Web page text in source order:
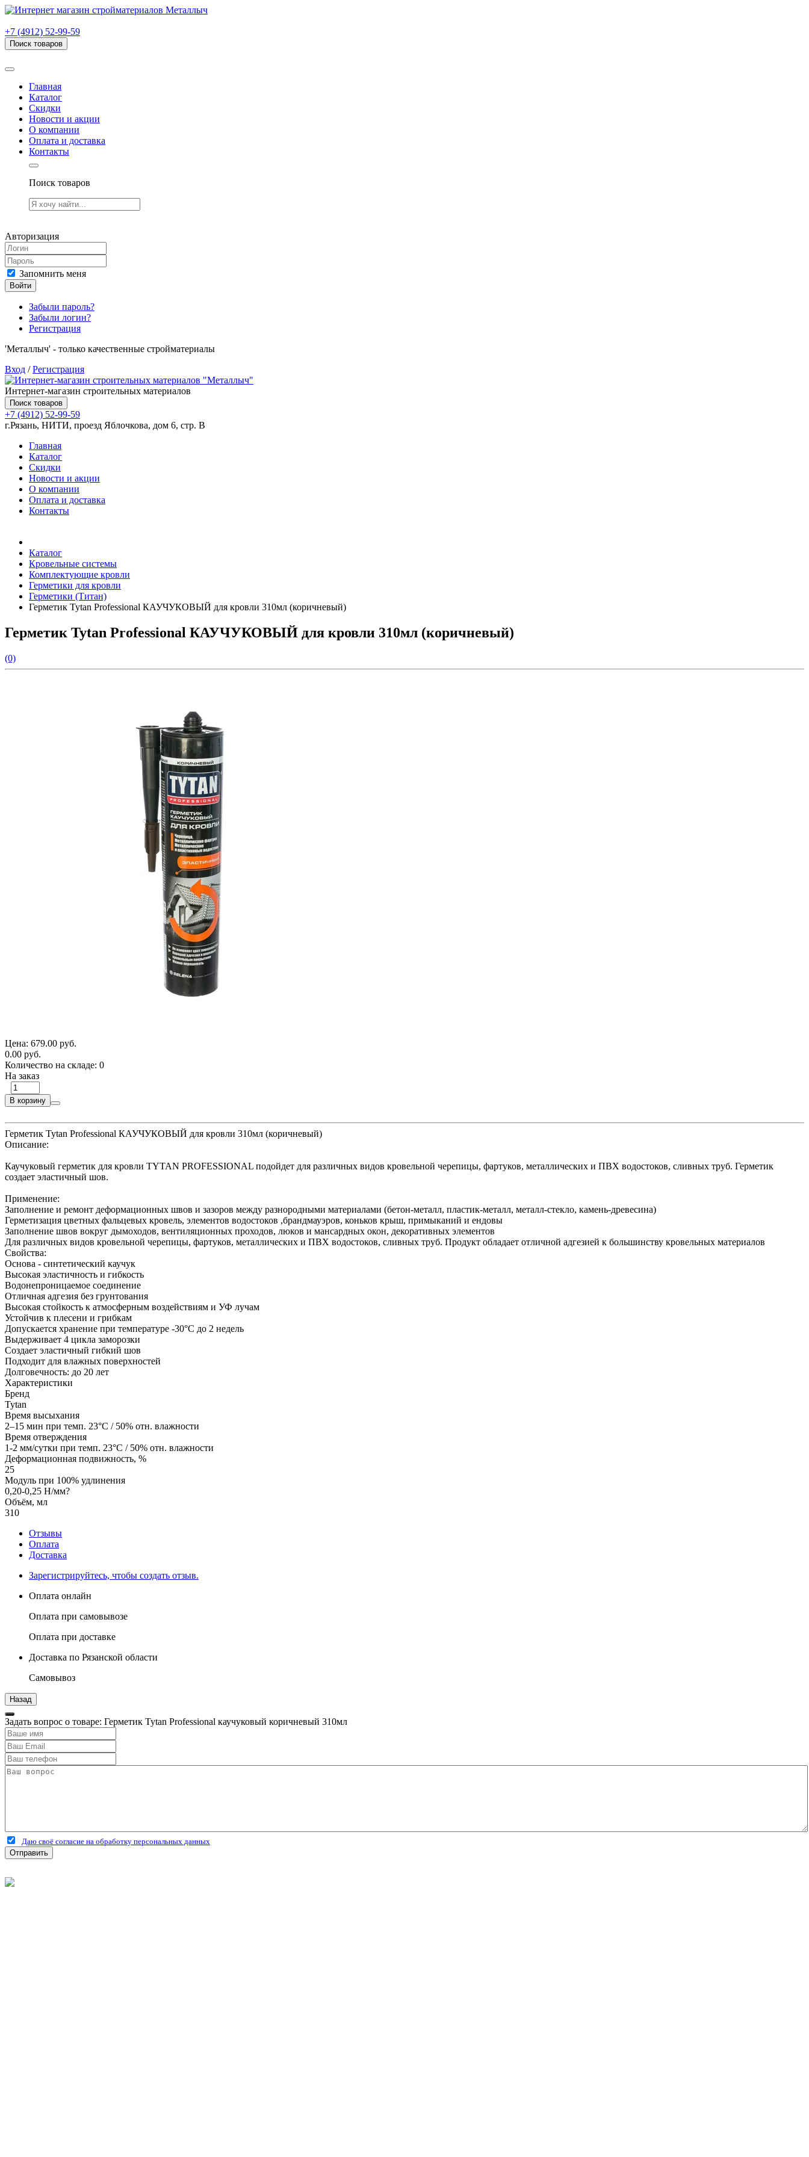
+7 (4912) 52-99-59
Поиск товаров
Главная
Каталог
Скидки
Новости и акции
О компании
Оплата и доставка
Контакты
Поиск товаров
Авторизация
Запомнить меня
Войти
Забыли пароль?
Забыли логин?
Регистрация
'Металлыч' - только качественные стройматериалы
Вход /Регистрация
Интернет-магазин строительных материалов
Поиск товаров
+7 (4912) 52-99-59
г.Рязань, НИТИ, проезд Яблочкова, дом 6, стр. В
Главная
Каталог
Скидки
Новости и акции
О компании
Оплата и доставка
Контакты
Каталог
Кровельные системы
Комплектующие кровли
Герметики для кровли
Герметики (Титан)
Герметик Tytan Professional КАУЧУКОВЫЙ для кровли 310мл (коричневый)
Герметик Tytan Professional КАУЧУКОВЫЙ для кровли 310мл (коричневый)
(0)
Цена: 679.00 руб.
0.00 руб.
Количество на складе: 0
На заказ
В корзину
Герметик Tytan Professional КАУЧУКОВЫЙ для кровли 310мл (коричневый)
Описание:
Каучуковый герметик для кровли TYTAN PROFESSIONAL подойдет для различных видов кровельной черепицы, фартуков, металлических и ПВХ водостоков, сливных труб. Герметик
создает эластичный шов.
Применение:
Заполнение и ремонт деформационных швов и зазоров между разнородными материалами (бетон-металл, пластик-металл, металл-стекло, камень-древесина)
Герметизация цветных фальцевых кровель, элементов водостоков ,брандмауэров, коньков крыш, примыканий и ендовы
Заполнение швов вокруг дымоходов, вентиляционных проходов, люков и мансардных окон, декоративных элементов
Для различных видов кровельной черепицы, фартуков, металлических и ПВХ водостоков, сливных труб. Продукт обладает отличной адгезией к большинству кровельных материалов
Свойства:
Основа - синтетический каучук
Высокая эластичность и гибкость
Водонепроницаемое соединение
Отличная адгезия без грунтования
Высокая стойкость к атмосферным воздействиям и УФ лучам
Устойчив к плесени и грибкам
Допускается хранение при температуре -30°С до 2 недель
Выдерживает 4 цикла заморозки
Создает эластичный гибкий шов
Подходит для влажных поверхностей
Долговечность: до 20 лет
Характеристики
Бренд
Tytan
Время высыхания
2–15 мин при темп. 23°C / 50% отн. влажности
Время отверждения
1-2 мм/сутки при темп. 23°C / 50% отн. влажности
Деформационная подвижность, %
25
Модуль при 100% удлинения
0,20-0,25 Н/мм?
Объём, мл
310
Отзывы
Оплата
Доставка
Зарегистрируйтесь, чтобы создать отзыв.
Оплата онлайн
Оплата при самовывозе
Оплата при доставке
Доставка по Рязанской области
Самовывоз
Задать вопрос о товаре: Герметик Tytan Professional каучуковый коричневый 310мл
Даю своё согласие на обработку персональных данных
Отправить